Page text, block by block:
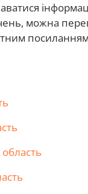
можна
посиланням